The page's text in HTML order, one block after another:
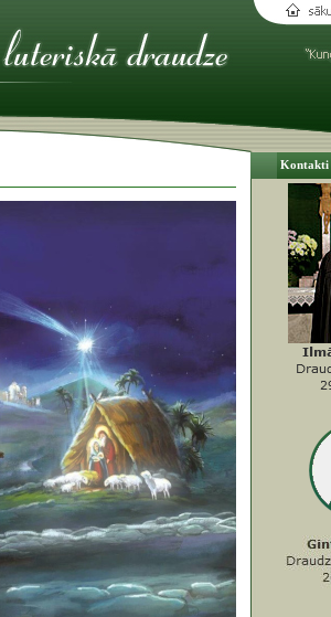
Kontakti